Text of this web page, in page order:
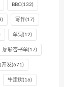
BBC(132)
写作(17)
单词 (12)
廖彩杏书单(17)
开发(671)
牛津树(16)